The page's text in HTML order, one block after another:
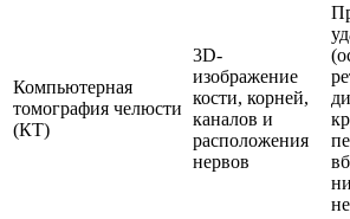
Компьютерная
томография челюсти
(КТ)
3D-
изображение
кости, корней,
каналов и
расположения
нервов